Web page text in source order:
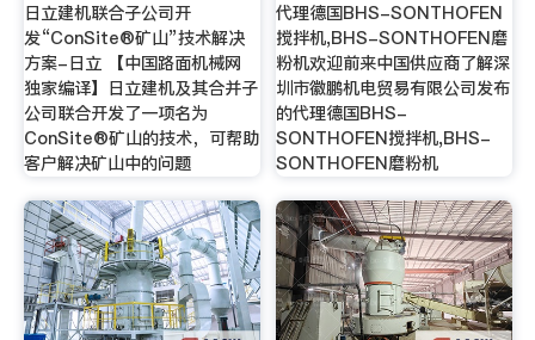
日立建机联合子公司开
发“ConSite®矿山”技术解决
方案-日立 【中国路面机械网
独家编译】日立建机及其合并子
公司联合开发了一项名为
ConSite®矿山的技术，可帮助
客户解决矿山中的问题
代理德国BHS-SONTHOFEN
搅拌机,BHS-SONTHOFEN磨
粉机欢迎前来中国供应商了解深
圳市徽鹏机电贸易有限公司发布
的代理德国BHS-
SONTHOFEN搅拌机,BHS-
SONTHOFEN磨粉机